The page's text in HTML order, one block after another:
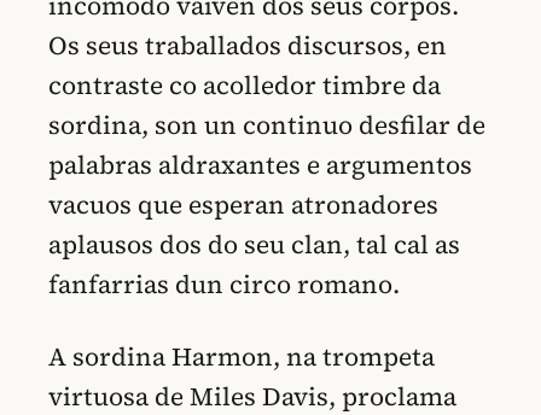
Os seus traballados discursos, en
contraste co acolledor timbre da
sordina, son un continuo desfilar de
palabras aldraxantes e argumentos
vacuos que esperan atronadores
aplausos dos do seu clan, tal cal as
fanfarrias dun circo romano.
A sordina Harmon, na trompeta
virtuosa de Miles Davis, proclama